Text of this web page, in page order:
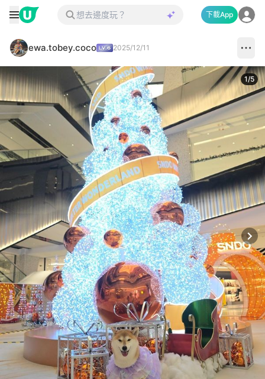
下載App
ewa.tobey.coco 2025/12/11
1/5